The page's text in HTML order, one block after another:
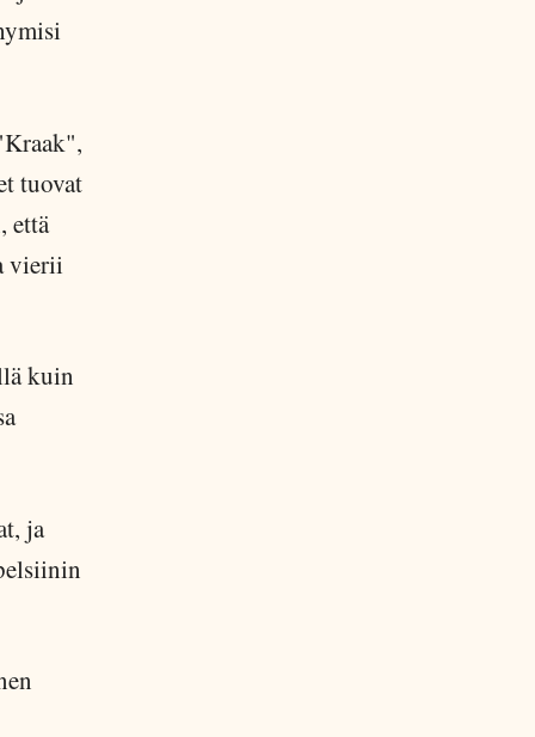
tuovat
että
vierii
kuin
ja